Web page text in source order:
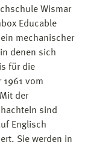
Wismar
Educable
ein mechanischer
denen sich
für die
vom
der
sind
Englisch
Sie werden in